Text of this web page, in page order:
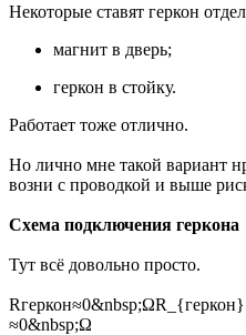
Некоторые ставят геркон
магнит в дверь;
геркон в стойку.
Работает тоже отлично.
Но лично мне такой вариант
возни с проводкой и выше
Схема подключения геркона
Тут всё довольно просто.
Rгеркон≈0&nbsp;ΩR_{геркон}
≈0&nbsp;Ω